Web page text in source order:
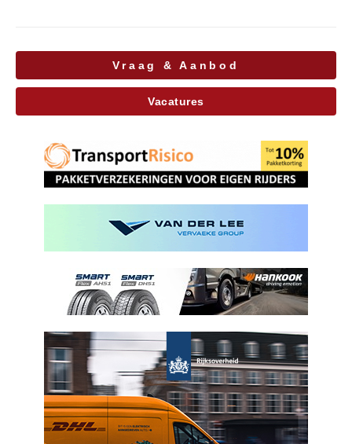
Vraag & Aanbod
Vacatures